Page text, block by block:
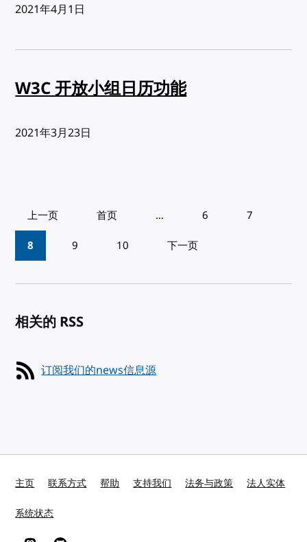
发布:
2021年4月1日
W3C 开放小组日历功能
发布:
2021年3月23日
Pagination
上一页 首页 … 6
7
8
9 10 下一页
相关的 RSS
订阅我们的news信息源
主页 联系方式 帮助 支持我们 法务与政策 法人实体
系统状态